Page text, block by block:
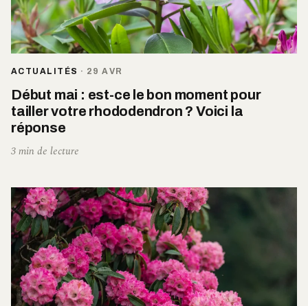
ACTUALITÉS · 29 AVR
Début mai : est-ce le bon moment pour
tailler votre rhododendron ? Voici la
réponse
3 min de lecture